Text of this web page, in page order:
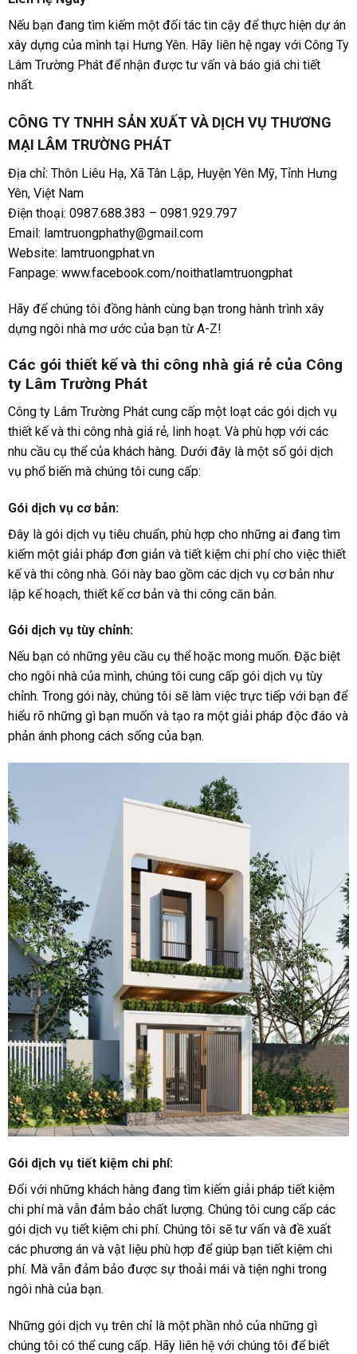
Nếu bạn đang tìm kiếm một đối tác tin cậy để thực hiện dự án
xây dựng của mình tại Hưng Yên. Hãy liên hệ ngay với Công Ty
Lâm Trường Phát để nhận được tư vấn và báo giá chi tiết
nhất.
CÔNG TY TNHH SẢN XUẤT VÀ DỊCH VỤ THƯƠNG
MẠI LÂM TRƯỜNG PHÁT
Địa chỉ: Thôn Liêu Hạ, Xã Tân Lập, Huyện Yên Mỹ, Tỉnh Hưng
Yên, Việt Nam
Điện thoại: 0987.688.383 – 0981.929.797
Email: lamtruongphathy@gmail.com
Website: lamtruongphat.vn
Fanpage: www.facebook.com/noithatlamtruongphat
Hãy để chúng tôi đồng hành cùng bạn trong hành trình xây
dựng ngôi nhà mơ ước của bạn từ A-Z!
Các gói thiết kế và thi công nhà giá rẻ của Công
ty Lâm Trường Phát
Công ty Lâm Trường Phát cung cấp một loạt các gói dịch vụ
thiết kế và thi công nhà giá rẻ, linh hoạt. Và phù hợp với các
nhu cầu cụ thể của khách hàng. Dưới đây là một số gói dịch
vụ phổ biến mà chúng tôi cung cấp:
Gói dịch vụ cơ bản:
Đây là gói dịch vụ tiêu chuẩn, phù hợp cho những ai đang tìm
kiếm một giải pháp đơn giản và tiết kiệm chi phí cho việc thiết
kế và thi công nhà. Gói này bao gồm các dịch vụ cơ bản như
lập kế hoạch, thiết kế cơ bản và thi công căn bản.
Gói dịch vụ tùy chỉnh:
Nếu bạn có những yêu cầu cụ thể hoặc mong muốn. Đặc biệt
cho ngôi nhà của mình, chúng tôi cung cấp gói dịch vụ tùy
chỉnh. Trong gói này, chúng tôi sẽ làm việc trực tiếp với bạn để
hiểu rõ những gì bạn muốn và tạo ra một giải pháp độc đáo và
phản ánh phong cách sống của bạn.
Gói dịch vụ tiết kiệm chi phí:
Đối với những khách hàng đang tìm kiếm giải pháp tiết kiệm
chi phí mà vẫn đảm bảo chất lượng. Chúng tôi cung cấp các
gói dịch vụ tiết kiệm chi phí. Chúng tôi sẽ tư vấn và đề xuất
các phương án và vật liệu phù hợp để giúp bạn tiết kiệm chi
phí. Mà vẫn đảm bảo được sự thoải mái và tiện nghi trong
ngôi nhà của bạn.
Những gói dịch vụ trên chỉ là một phần nhỏ của những gì
chúng tôi có thể cung cấp. Hãy liên hệ với chúng tôi để biết